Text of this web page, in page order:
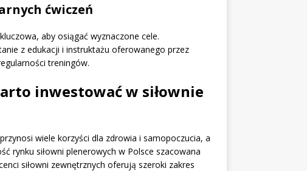
ćwiczeń
aby osiągać wyznaczone cele.
z edukacji i instruktażu oferowanego przez
treningów.
inwestować w siłownie
wiele korzyści dla zdrowia i samopoczucia, a
rynku siłowni plenerowych w Polsce szacowana
siłowni zewnętrznych oferują szeroki zakres